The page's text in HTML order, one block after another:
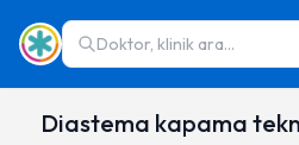
Doktor, klinik ara...
Diastema kapama